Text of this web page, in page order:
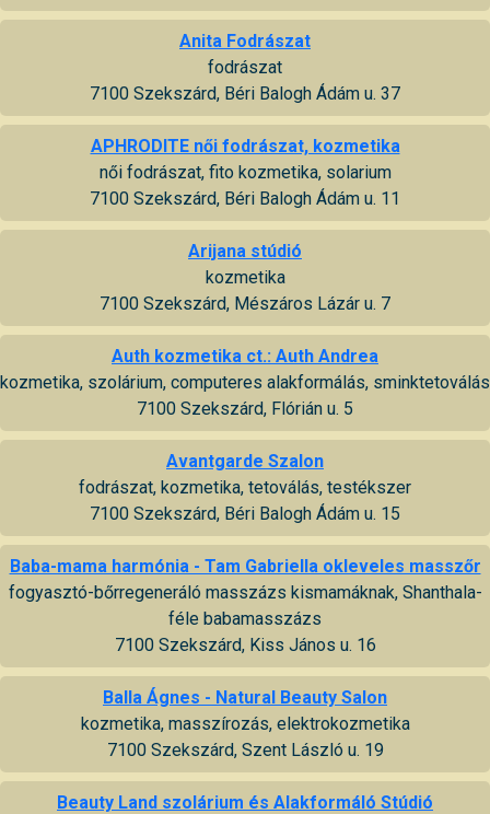
Anita Fodrászat
fodrászat
7100 Szekszárd, Béri Balogh Ádám u. 37
APHRODITE női fodrászat, kozmetika
női fodrászat, fito kozmetika, solarium
7100 Szekszárd, Béri Balogh Ádám u. 11
Arijana stúdió
kozmetika
7100 Szekszárd, Mészáros Lázár u. 7
Auth kozmetika ct.: Auth Andrea
kozmetika, szolárium, computeres alakformálás, sminktetoválás
7100 Szekszárd, Flórián u. 5
Avantgarde Szalon
fodrászat, kozmetika, tetoválás, testékszer
7100 Szekszárd, Béri Balogh Ádám u. 15
Baba-mama harmónia - Tam Gabriella okleveles masszőr
fogyasztó-bőrregeneráló masszázs kismamáknak, Shanthala-
féle babamasszázs
7100 Szekszárd, Kiss János u. 16
Balla Ágnes - Natural Beauty Salon
kozmetika, masszírozás, elektrokozmetika
7100 Szekszárd, Szent László u. 19
Beauty Land szolárium és Alakformáló Stúdió